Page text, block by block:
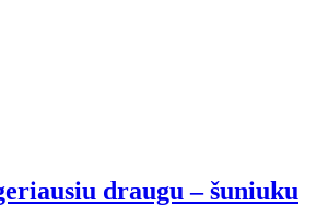
draugu – šuniuku